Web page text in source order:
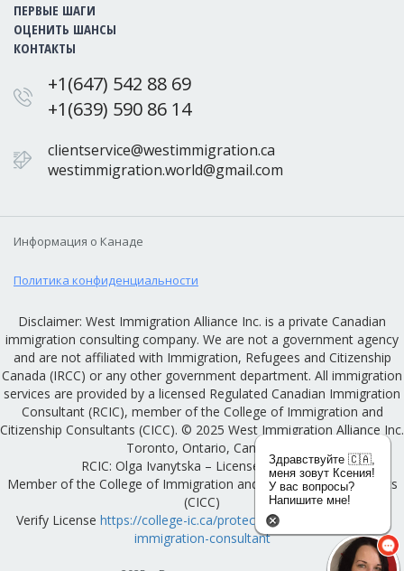
ПЕРВЫЕ ШАГИ
ОЦЕНИТЬ ШАНСЫ
КОНТАКТЫ
+1(647) 542 88 69
+1(639) 590 86 14
clientservice@westimmigration.ca
westimmigration.world@gmail.com
Информация о Канаде
Политика конфиденциальности
Disclaimer: West Immigration Alliance Inc. is a private Canadian
immigration consulting company. We are not a government agency
and are not affiliated with Immigration, Refugees and Citizenship
Canada (IRCC) or any other government department. All immigration
services are provided by a licensed Regulated Canadian Immigration
Consultant (RCIC), member of the College of Immigration and
Citizenship Consultants (CICC). © 2025 West Immigration Alliance Inc.
Toronto, Ontario, Canada
RCIC: Olga Ivanytska – License #R522136
Member of the College of Immigration and Citizenship Consultants
(CICC)
Verify License https://college-ic.ca/protecting-the-public/find-an-
immigration-consultant
Здравствуйте 🇨🇦,
меня зовут Ксения!
У вас вопросы?
Напишите мне!